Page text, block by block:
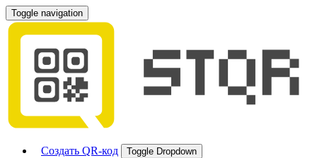
Toggle navigation
Создать QR-код Toggle Dropdown